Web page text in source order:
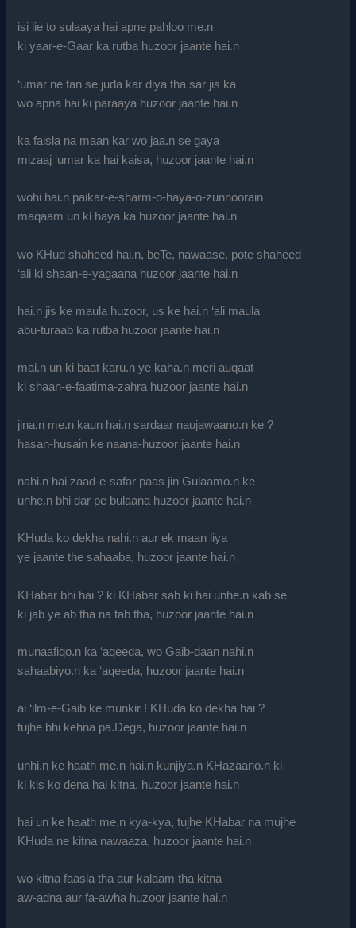
isi lie to sulaaya hai apne pahloo me.n
ki yaar-e-Gaar ka rutba huzoor jaante hai.n
‘umar ne tan se juda kar diya tha sar jis ka
wo apna hai ki paraaya huzoor jaante hai.n
ka faisla na maan kar wo jaa.n se gaya
mizaaj ‘umar ka hai kaisa, huzoor jaante hai.n
wohi hai.n paikar-e-sharm-o-haya-o-zunnoorain
maqaam un ki haya ka huzoor jaante hai.n
wo KHud shaheed hai.n, beTe, nawaase, pote shaheed
‘ali ki shaan-e-yagaana huzoor jaante hai.n
hai.n jis ke maula huzoor, us ke hai.n ‘ali maula
abu-turaab ka rutba huzoor jaante hai.n
mai.n un ki baat karu.n ye kaha.n meri auqaat
ki shaan-e-faatima-zahra huzoor jaante hai.n
jina.n me.n kaun hai.n sardaar naujawaano.n ke ?
hasan-husain ke naana-huzoor jaante hai.n
nahi.n hai zaad-e-safar paas jin Gulaamo.n ke
unhe.n bhi dar pe bulaana huzoor jaante hai.n
KHuda ko dekha nahi.n aur ek maan liya
ye jaante the sahaaba, huzoor jaante hai.n
KHabar bhi hai ? ki KHabar sab ki hai unhe.n kab se
ki jab ye ab tha na tab tha, huzoor jaante hai.n
munaafiqo.n ka ‘aqeeda, wo Gaib-daan nahi.n
sahaabiyo.n ka ‘aqeeda, huzoor jaante hai.n
ai ‘ilm-e-Gaib ke munkir ! KHuda ko dekha hai ?
tujhe bhi kehna pa.Dega, huzoor jaante hai.n
unhi.n ke haath me.n hai.n kunjiya.n KHazaano.n ki
ki kis ko dena hai kitna, huzoor jaante hai.n
hai un ke haath me.n kya-kya, tujhe KHabar na mujhe
KHuda ne kitna nawaaza, huzoor jaante hai.n
wo kitna faasla tha aur kalaam tha kitna
aw-adna aur fa-awha huzoor jaante hai.n